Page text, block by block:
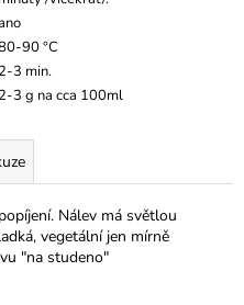
90 °C
2-3 min.
2-3 g na cca 100ml
Nálev má světlou
vegetální jen mírně
"na studeno"